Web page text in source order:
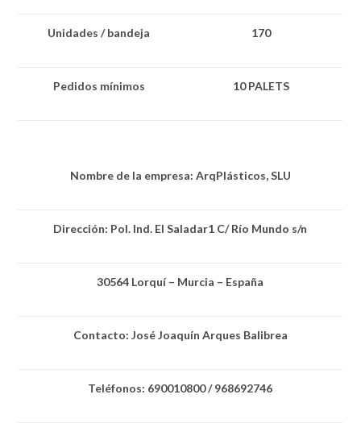
Unidades / bandeja 170
Pedidos mínimos 10 PALETS
Nombre de la empresa: ArqPlásticos, SLU
Dirección: Pol. Ind. El Saladar1 C/ Río Mundo s/n
30564 Lorquí – Murcia – España
Contacto: José Joaquín Arques Balibrea
Teléfonos: 690010800 / 968692746